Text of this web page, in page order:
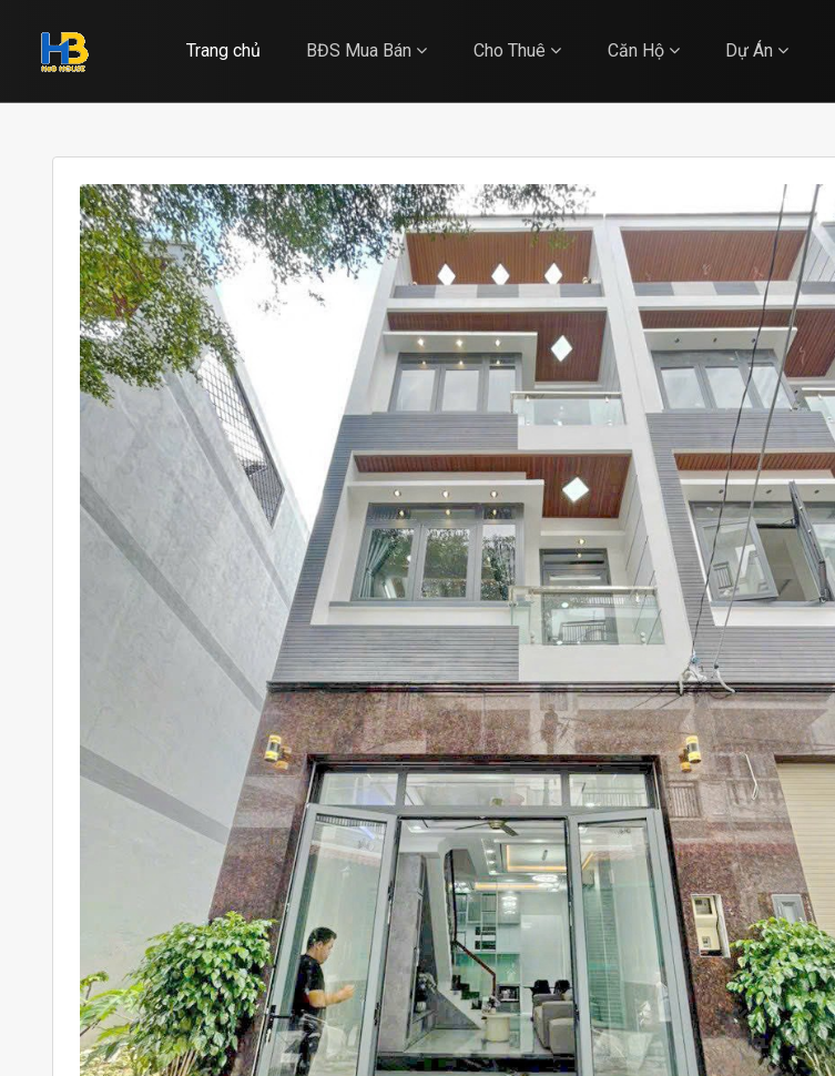
Trang chủ BĐS Mua Bán Cho Thuê Căn Hộ Dự Án